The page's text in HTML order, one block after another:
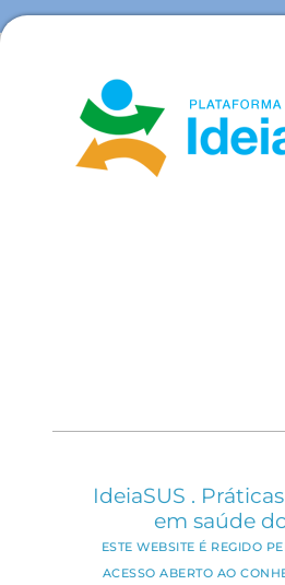
IdeiaSUS .
em saúde
ESTE WEBSITE É REGIDO
ACESSO ABERTO AO